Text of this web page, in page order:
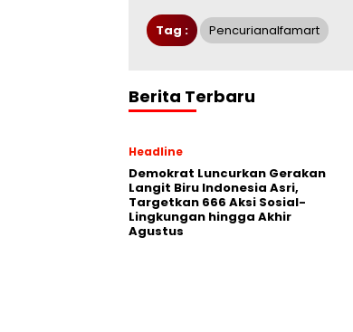
Tag : Pencurianalfamart
Berita Terbaru
Headline
Demokrat Luncurkan Gerakan
Langit Biru Indonesia Asri,
Targetkan 666 Aksi Sosial-
Lingkungan hingga Akhir
Agustus